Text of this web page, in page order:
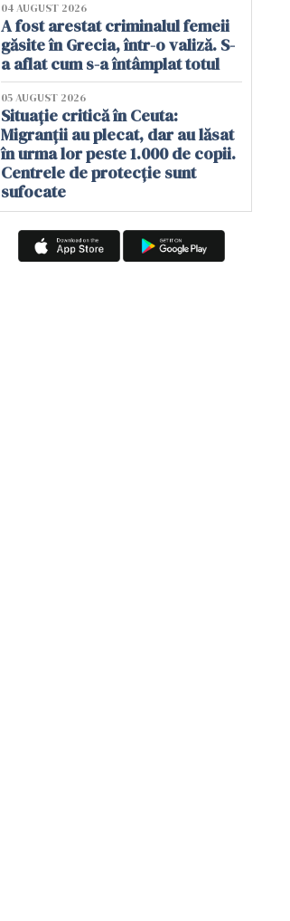
04 AUGUST 2026
A fost arestat criminalul femeii
găsite în Grecia, într-o valiză. S-
a aflat cum s-a întâmplat totul
05 AUGUST 2026
Situație critică în Ceuta:
Migranții au plecat, dar au lăsat
în urma lor peste 1.000 de copii.
Centrele de protecție sunt
sufocate